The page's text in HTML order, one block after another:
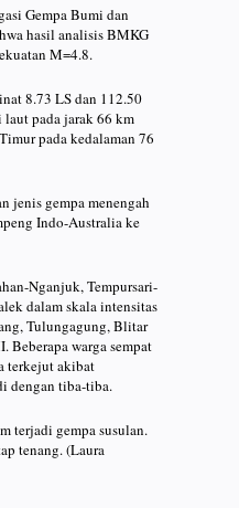
Gempa Bumi dan
hasil analisis BMKG
M=4.8.
8.73 LS dan 112.50
pada jarak 66 km
pada kedalaman 76
jenis gempa menengah
Indo-Australia ke
Nganjuk, Tempursari-
dalam skala intensitas
Tulungagung, Blitar
Beberapa warga sempat
terkejut akibat
dengan tiba-tiba.
terjadi gempa susulan.
tenang. (Laura